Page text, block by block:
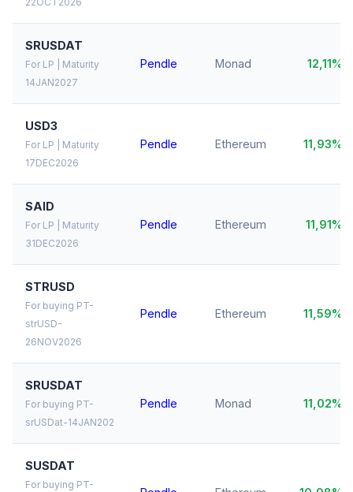
SRUSDAT
For LP | Maturity
14JAN2027
Pendle Monad 12,11%
USD3
For LP | Maturity
17DEC2026
Pendle Ethereum 11,93%
SAID
For LP | Maturity
31DEC2026
Pendle Ethereum 11,91%
STRUSD
For buying PT-
strUSD-
26NOV2026
Pendle Ethereum 11,59%
SRUSDAT
For buying PT-
srUSDat-14JAN202
Pendle Monad 11,02%
SUSDAT
For buying PT-